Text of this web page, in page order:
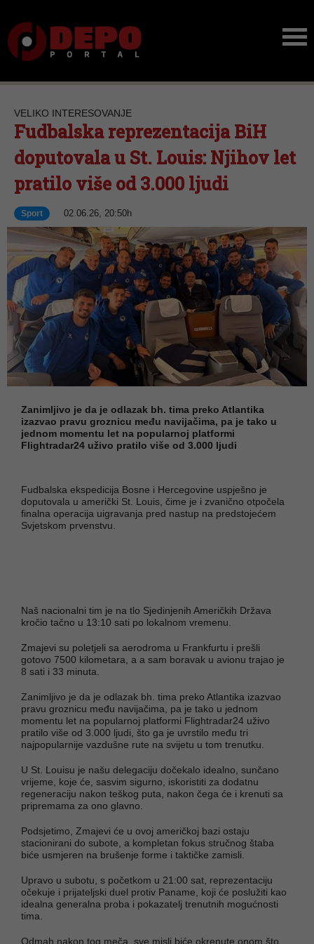
VELIKO INTERESOVANJE
Fudbalska reprezentacija BiH
doputovala u St. Louis: Njihov let
pratilo više od 3.000 ljudi
Sport 02.06.26, 20:50h
Zanimljivo je da je odlazak bh. tima preko Atlantika
izazvao pravu groznicu među navijačima, pa je tako u
jednom momentu let na popularnoj platformi
Flightradar24 uživo pratilo više od 3.000 ljudi
Fudbalska ekspedicija Bosne i Hercegovine uspješno je
doputovala u američki St. Louis, čime je i zvanično otpočela
finalna operacija uigravanja pred nastup na predstojećem
Svjetskom prvenstvu.
Naš nacionalni tim je na tlo Sjedinjenih Američkih Država
kročio tačno u 13:10 sati po lokalnom vremenu.
Zmajevi su poletjeli sa aerodroma u Frankfurtu i prešli
gotovo 7500 kilometara, a a sam boravak u avionu trajao je
8 sati i 33 minuta.
Zanimljivo je da je odlazak bh. tima preko Atlantika izazvao
pravu groznicu među navijačima, pa je tako u jednom
momentu let na popularnoj platformi Flightradar24 uživo
pratilo više od 3.000 ljudi, što ga je uvrstilo među tri
najpopularnije vazdušne rute na svijetu u tom trenutku.
U St. Louisu je našu delegaciju dočekalo idealno, sunčano
vrijeme, koje će, sasvim sigurno, iskoristiti za dodatnu
regeneraciju nakon teškog puta, nakon čega će i krenuti sa
pripremama za ono glavno.
Podsjetimo, Zmajevi će u ovoj američkoj bazi ostaju
stacionirani do subote, a kompletan fokus stručnog štaba
biće usmjeren na brušenje forme i taktičke zamisli.
Upravo u subotu, s početkom u 21:00 sat, reprezentaciju
očekuje i prijateljski duel protiv Paname, koji će poslužiti kao
idealna generalna proba i pokazatelj trenutnih mogućnosti
tima.
Odmah nakon tog meča, sve misli biće okrenute onom što